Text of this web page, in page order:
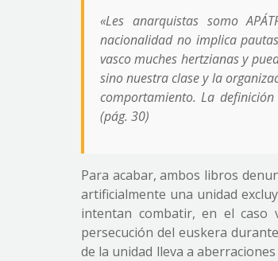
«Les anarquistas somo
nacionalidad no implica
vasco muches hertzianas y
sino nuestra clase y la
comportamiento. La
(pág. 30)
Para acabar, ambos libros
artificialmente una unidad
intentan combatir, en el caso
persecución del euskera
de la unidad lleva a